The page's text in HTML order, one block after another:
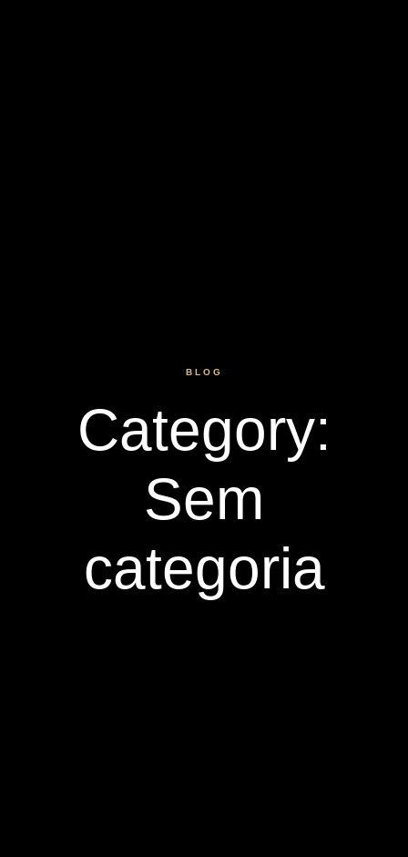
BLOG
Category:
Sem
categoria